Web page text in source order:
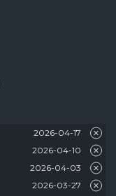
2026-04-17
2026-04-10
2026-04-03
2026-03-27